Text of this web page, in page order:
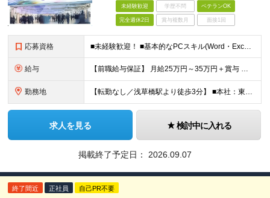
未経験歓迎 学歴不問 ベテランOK
完全週休2日 賞与複数月 面接1回
応募資格 ■未経験歓迎！ ■基本的なPCスキル(Word・Excel・PowerPoint） ■大卒以上 ＼こんな方はぜひご応募ください／ ◎多彩なジャンルのイベント企画に携わりたい ◎裁量を持ってこれまでの
給与 【前職給与保証】 月給25万円～35万円＋賞与 ★当社の採用の指針として あなたの経験に応じてしっかりと給与に還元していきます！ あなたの経歴や成果を面接の場でお聞かせください！ ※経験・スキルを
勤務地 【転勤なし／浅草橋駅より徒歩3分】 ■本社：東京都台東区浅草橋4-9-11 大黒ビル4F (変更の範囲)上記を除く当社関連勤務地
求人を見る 検討中に入れる
掲載終了予定日： 2026.09.07
終了間近 正社員 自己PR不要